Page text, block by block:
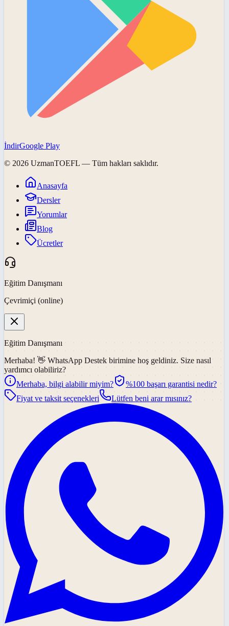
İndirGoogle Play
© 2026 UzmanTOEFL — Tüm hakları saklıdır.
Anasayfa
Dersler
Yorumlar
Blog
Ücretler
Eğitim Danışmanı
Çevrimiçi (online)
Eğitim Danışmanı
Merhaba! 👋 WhatsApp Destek birimine hoş geldiniz. Size nasıl
yardımcı olabiliriz?
Merhaba, bilgi alabilir miyim?
%100 başarı garantisi nedir?
Fiyat ve taksit seçenekleri
Lütfen beni arar mısınız?